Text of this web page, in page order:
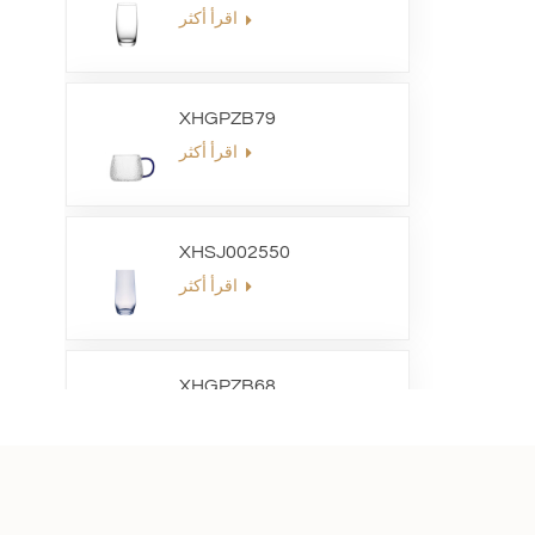
XHGPZB79
XHSJ002550
XHGPZB68